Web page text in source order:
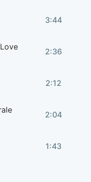
3:44
2:36
2:12
2:04
1:43